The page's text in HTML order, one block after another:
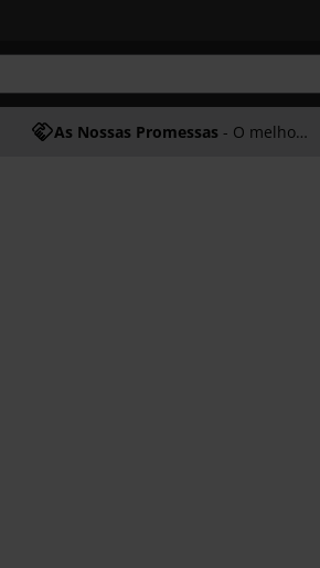
As Nossas Promessas - O melhor atendimento